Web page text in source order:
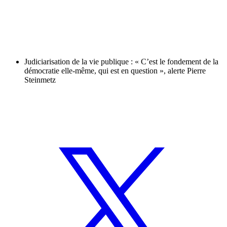
Judiciarisation de la vie publique : « C’est le fondement de la
démocratie elle-même, qui est en question », alerte Pierre
Steinmetz